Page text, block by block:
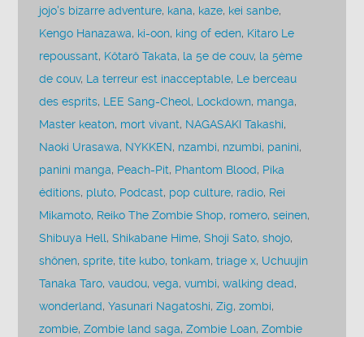
jojo's bizarre adventure, kana, kaze, kei sanbe,
Kengo Hanazawa, ki-oon, king of eden, Kitaro Le
repoussant, Kôtarô Takata, la 5e de couv, la 5ème
de couv, La terreur est inacceptable, Le berceau
des esprits, LEE Sang-Cheol, Lockdown, manga,
Master keaton, mort vivant, NAGASAKI Takashi,
Naoki Urasawa, NYKKEN, nzambi, nzumbi, panini,
panini manga, Peach-Pit, Phantom Blood, Pika
éditions, pluto, Podcast, pop culture, radio, Rei
Mikamoto, Reiko The Zombie Shop, romero,seinen,
Shibuya Hell,Shikabane Hime,Shoji Sato,shojo,
shônen,sprite,tite kubo,tonkam,triage x, Uchuujin
Tanaka Taro,vaudou,vega,vumbi,walking dead,
wonderland,Yasunari Nagatoshi,Zig,zombi,
zombie,Zombie land saga,Zombie Loan,Zombie